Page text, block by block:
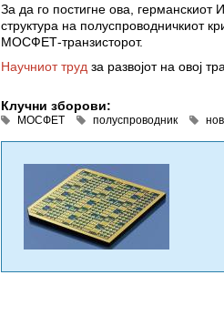
За да го постигне ова, германскиот
структура на полуспроводничкиот
МОСФЕТ-транзисторот.
Научниот труд за развојот на овој
Клучни зборови:
МОСФЕТ полуспроводник